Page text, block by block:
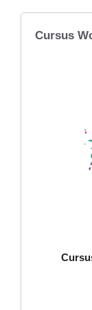
Cursus